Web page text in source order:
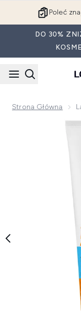
Poleć
DO 30%
Strona Główna
Now showing image